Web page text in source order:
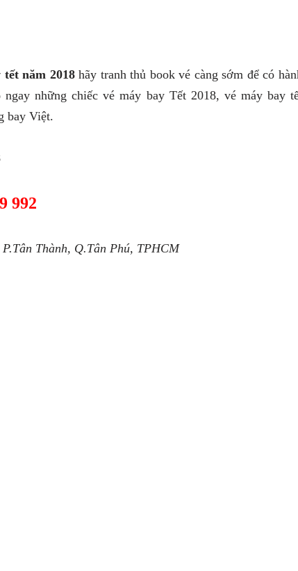
năm 2018hãy tranh thủ book vé càng sớm để có
những chiếc vé máy bay Tết 2018, vé máy bay
bay Việt.
992
Thành, Q.Tân Phú, TPHCM